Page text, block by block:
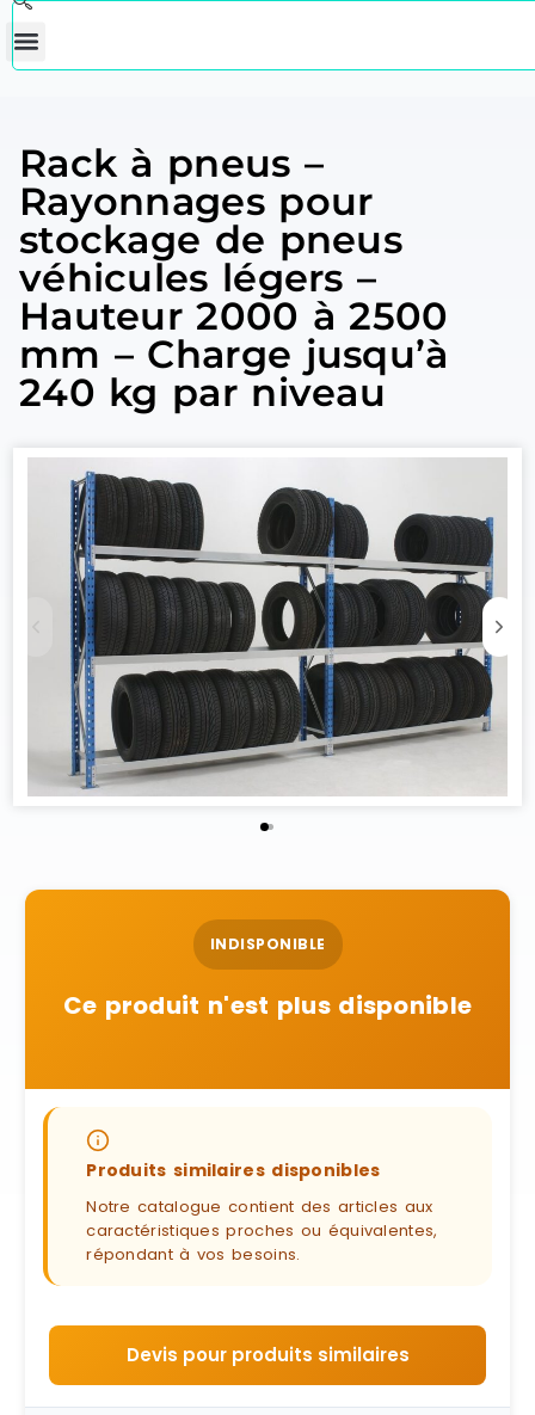
Rack à pneus –
Rayonnages pour
stockage de pneus
véhicules légers –
Hauteur 2000 à 2500
mm – Charge jusqu’à
240 kg par niveau
INDISPONIBLE
Ce produit n'est plus disponible
Produits similaires disponibles
Notre catalogue contient des articles aux
caractéristiques proches ou équivalentes,
répondant à vos besoins.
Devis pour produits similaires